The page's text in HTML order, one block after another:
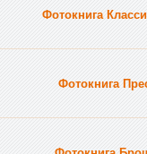
Фотокнига
Фотокнига